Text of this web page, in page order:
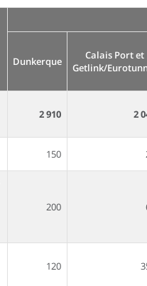
Dunkerque
Calais Port et
Getlink/
2 910 2
150
200
120